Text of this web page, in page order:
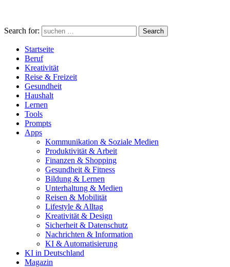
Search for: Search
Startseite
Beruf
Kreativität
Reise & Freizeit
Gesundheit
Haushalt
Lernen
Tools
Prompts
Apps
Kommunikation & Soziale Medien
Produktivität & Arbeit
Finanzen & Shopping
Gesundheit & Fitness
Bildung & Lernen
Unterhaltung & Medien
Reisen & Mobilität
Lifestyle & Alltag
Kreativität & Design
Sicherheit & Datenschutz
Nachrichten & Information
KI & Automatisierung
KI in Deutschland
Magazin